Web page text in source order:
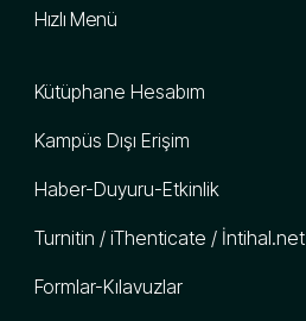
Hızlı Menü
Kütüphane Hesabım
Kampüs Dışı Erişim
Haber-Duyuru-Etkinlik
Turnitin / iThenticate / İntihal.net
Formlar-Kılavuzlar